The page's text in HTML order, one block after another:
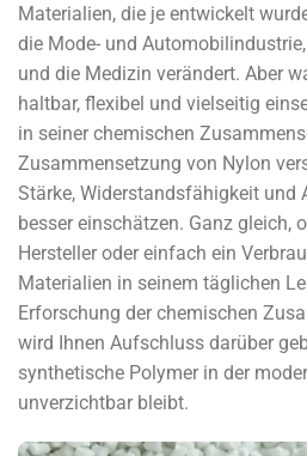
Materialien, die je entwickelt
die Mode- und
und die Medizin verändert. Aber
haltbar, flexibel und vielseitig
in seiner chemischen
Zusammensetzung von Nylon
Stärke, Widerstandsfähigkeit und
besser einschätzen. Ganz gleich,
Hersteller oder einfach ein
Materialien in seinem täglichen
Erforschung der chemischen
wird Ihnen Aufschluss darüber
synthetische Polymer in der
unverzichtbar bleibt.